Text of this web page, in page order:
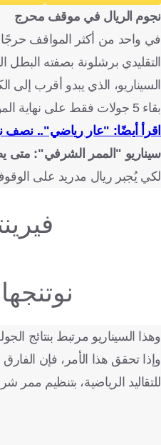
نجوم الريال في موقف محرج
في واحد من أكثر المواقف
التقليدي برشلونة بصفته البطل
بقاء 5 جولات فقط على نهاية الموسم، أي15 نقطة فقط قابلة للتنافس عليها.
اقرأ أيضًا: "عار رياضي".. نصف
سيناريو "الممر الشرفي": متى
لكي يُجبر ريال مدريد على
وهذا السيناريو مرتبط بنتائج
للتقاليد الرياضية، بتنظيم ممر